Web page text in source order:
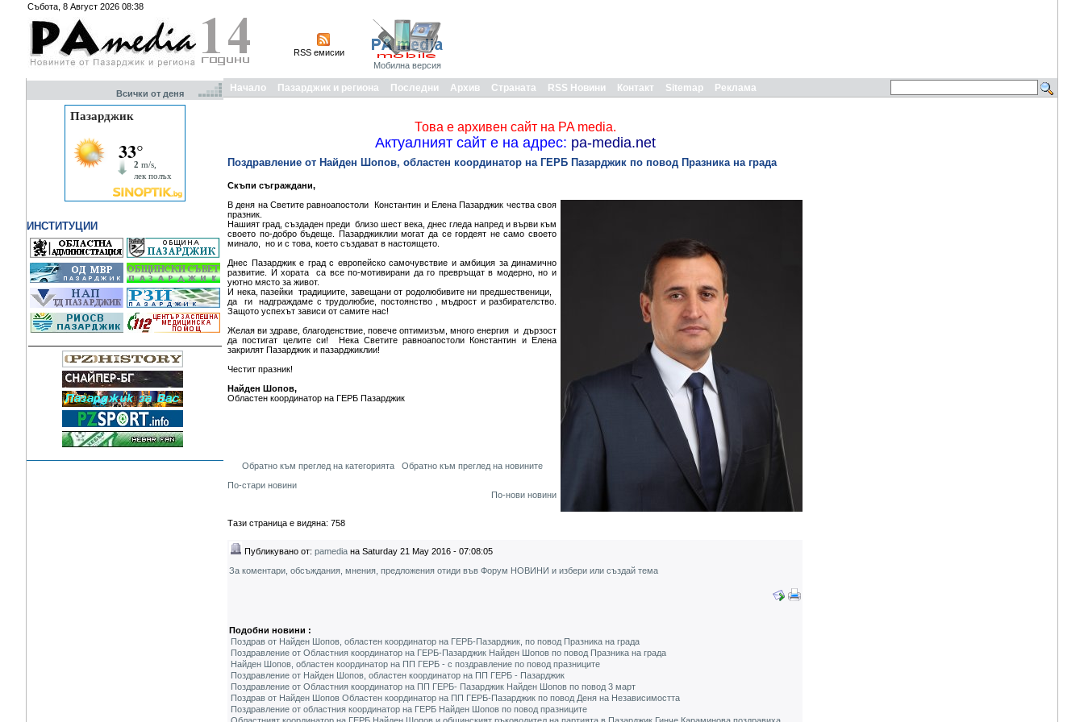
Събота, 8 Август 2026 08:38
RSS емисии
Мобилна версия
Всички от деня
ИНСТИТУЦИИ
Начало Пазарджик и региона Последни Архив Страната RSS Новини Контакт Sitemap Реклама
Това е архивен сайт на PA media.
Актуалният сайт е на адрес: pa-media.net
Поздравление от Найден Шопов, областен координатор на ГЕРБ Пазарджик по повод Празника на града
Скъпи съграждани,
В деня на Светите равноапостоли Константин и Елена Пазарджик чества своя
празник.
Нашият град, създаден преди близо шест века, днес гледа напред и върви към
своето по-добро бъдеще. Пазарджиклии могат да се гордеят не само своето
минало, но и с това, което създават в настоящето.
Днес Пазарджик е град с европейско самочувствие и амбиция за динамично
развитие. И хората са все по-мотивирани да го превръщат в модерно, но и
уютно място за живот.
И нека, пазейки традициите, завещани от родолюбивите ни предшественици,
да ги надграждаме с трудолюбие, постоянство , мъдрост и разбирателство.
Защото успехът зависи от самите нас!
Желая ви здраве, благоденствие, повече оптимизъм, много енергия и дързост
да постигат целите си! Нека Светите равноапостоли Константин и Елена
закрилят Пазарджик и пазарджиклии!
Честит празник!
Найден Шопов,
Областен координатор на ГЕРБ Пазарджик
Обратно към преглед на категорията
Обратно към преглед на новините
По-стари новини
По-нови новини
Тази страница е видяна: 758
Публикувано от: pamedia на Saturday 21 May 2016 - 07:08:05
За коментари, обсъждания, мнения, предложения отиди във Форум НОВИНИ и избери или създай тема
Подобни новини :
Поздрав от Найден Шопов, областен координатор на ГЕРБ-Пазарджик, по повод Празника на града
Поздравление от Областния координатор на ГЕРБ-Пазарджик Найден Шопов по повод Празника на града
Найден Шопов, областен координатор на ПП ГЕРБ - с поздравление по повод празниците
Поздравление от Найден Шопов, областен координатор на ПП ГЕРБ - Пазарджик
Поздравление от Областния координатор на ПП ГЕРБ- Пазарджик Найден Шопов по повод 3 март
Поздрав от Найден Шопов Областен координатор на ПП ГЕРБ-Пазарджик по повод Деня на Независимостта
Поздравление от областния координатор на ГЕРБ Найден Шопов по повод празниците